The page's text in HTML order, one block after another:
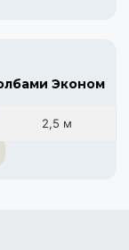
Эконом
2,5 м